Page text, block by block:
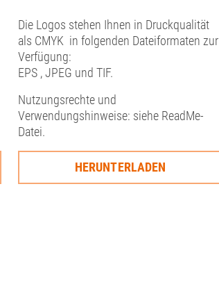
Die Logos stehen Ihnen in Druckqualität
als CMYK in folgenden Dateiformaten zur
Verfügung:
EPS , JPEG und TIF.
Nutzungsrechte und
Verwendungshinweise: siehe ReadMe-
Datei.
HERUNTERLADEN